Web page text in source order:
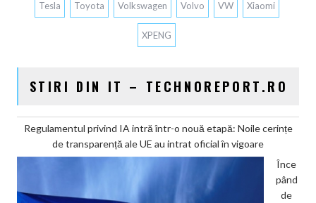
Tesla Toyota Volkswagen Volvo VW Xiaomi
XPENG
STIRI DIN IT – TECHNOREPORT.RO
Regulamentul privind IA intră într-o nouă etapă: Noile cerințe
de transparență ale UE au intrat oficial în vigoare
Înce
pând
de